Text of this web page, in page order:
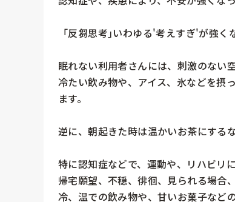
「反芻思考｣いわゆる'考えすぎ'が強く
眠れない利用者さんには、刺激のない
冷たい飲み物や、アイス、氷などを摂
ます。
逆に、朝起きた時は温かいお茶にする
特に認知症などで、運動や、リハビリ
帰宅願望、不穏、徘徊、見られる場合、